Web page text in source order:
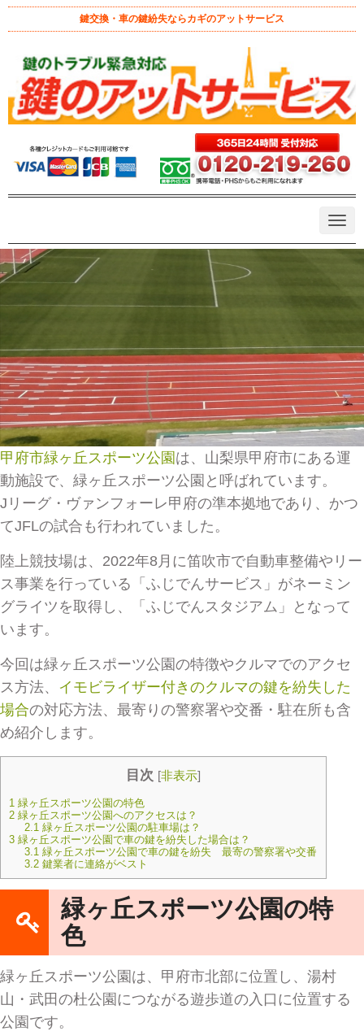
鍵交換・車の鍵紛失ならカギのアットサービス
N
v
t
甲府市緑ヶ丘スポーツ公園でイモ
ビライザー付車の鍵を紛失した場
合の対応
甲府市 車の鍵紛失 鍵交換、鍵作成、鍵屋の教
える防犯、鍵紛失、 鍵開け
記事監修 鍵のアットサービス 代表 戸
田京介| 0
イモビライザー 甲府市緑ヶ丘スポーツ公園 車の鍵トラブル 車の鍵紛失
甲府市緑ヶ丘スポーツ公園は、山梨県甲府市にある運
動施設で、緑ヶ丘スポーツ公園と呼ばれています。
Jリーグ・ヴァンフォーレ甲府の準本拠地であり、かつ
てJFLの試合も行われていました。
陸上競技場は、2022年8月に笛吹市で自動車整備やリー
ス事業を行っている「ふじでんサービス」がネーミン
グライツを取得し、「ふじでんスタジアム」となって
います。
今回は緑ヶ丘スポーツ公園の特徴やクルマでのアクセ
ス方法、 イモビライザー付きのクルマの鍵を紛失した
場合の対応方法、最寄りの警察署や交番・駐在所も含
め紹介します。
目次 [非表示]
1 緑ヶ丘スポーツ公園の特色
2 緑ヶ丘スポーツ公園へのアクセスは？
2.1 緑ヶ丘スポーツ公園の駐車場は？
3 緑ヶ丘スポーツ公園で車の鍵を紛失した場合は？
3.1 緑ヶ丘スポーツ公園で車の鍵を紛失 最寄の警察署や交番
3.2 鍵業者に連絡がベスト
緑ヶ丘スポーツ公園の特
色
緑ヶ丘スポーツ公園は、甲府市北部に位置し、湯村
山・武田の杜公園につながる遊歩道の入口に位置する
公園です。